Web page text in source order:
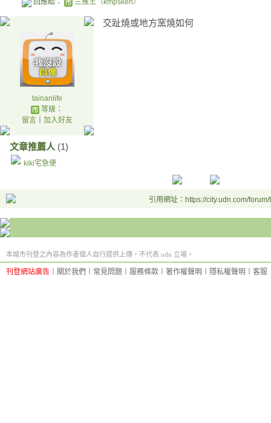
回應給： 三推王（kmpsken）
tainanlife
等級：
留言｜ 加入好友
文章推薦人 (1)
kiki宅急便
交趾燒或地方窯燒如何
引用網址：https://city.udn.com/
本城市刊登之內容為作者個人自行提供上傳，不代表 udn 立場。
刊登網站廣告 關於我們 常見問題 服務條款 著作權聲明 隱私權聲明 客服